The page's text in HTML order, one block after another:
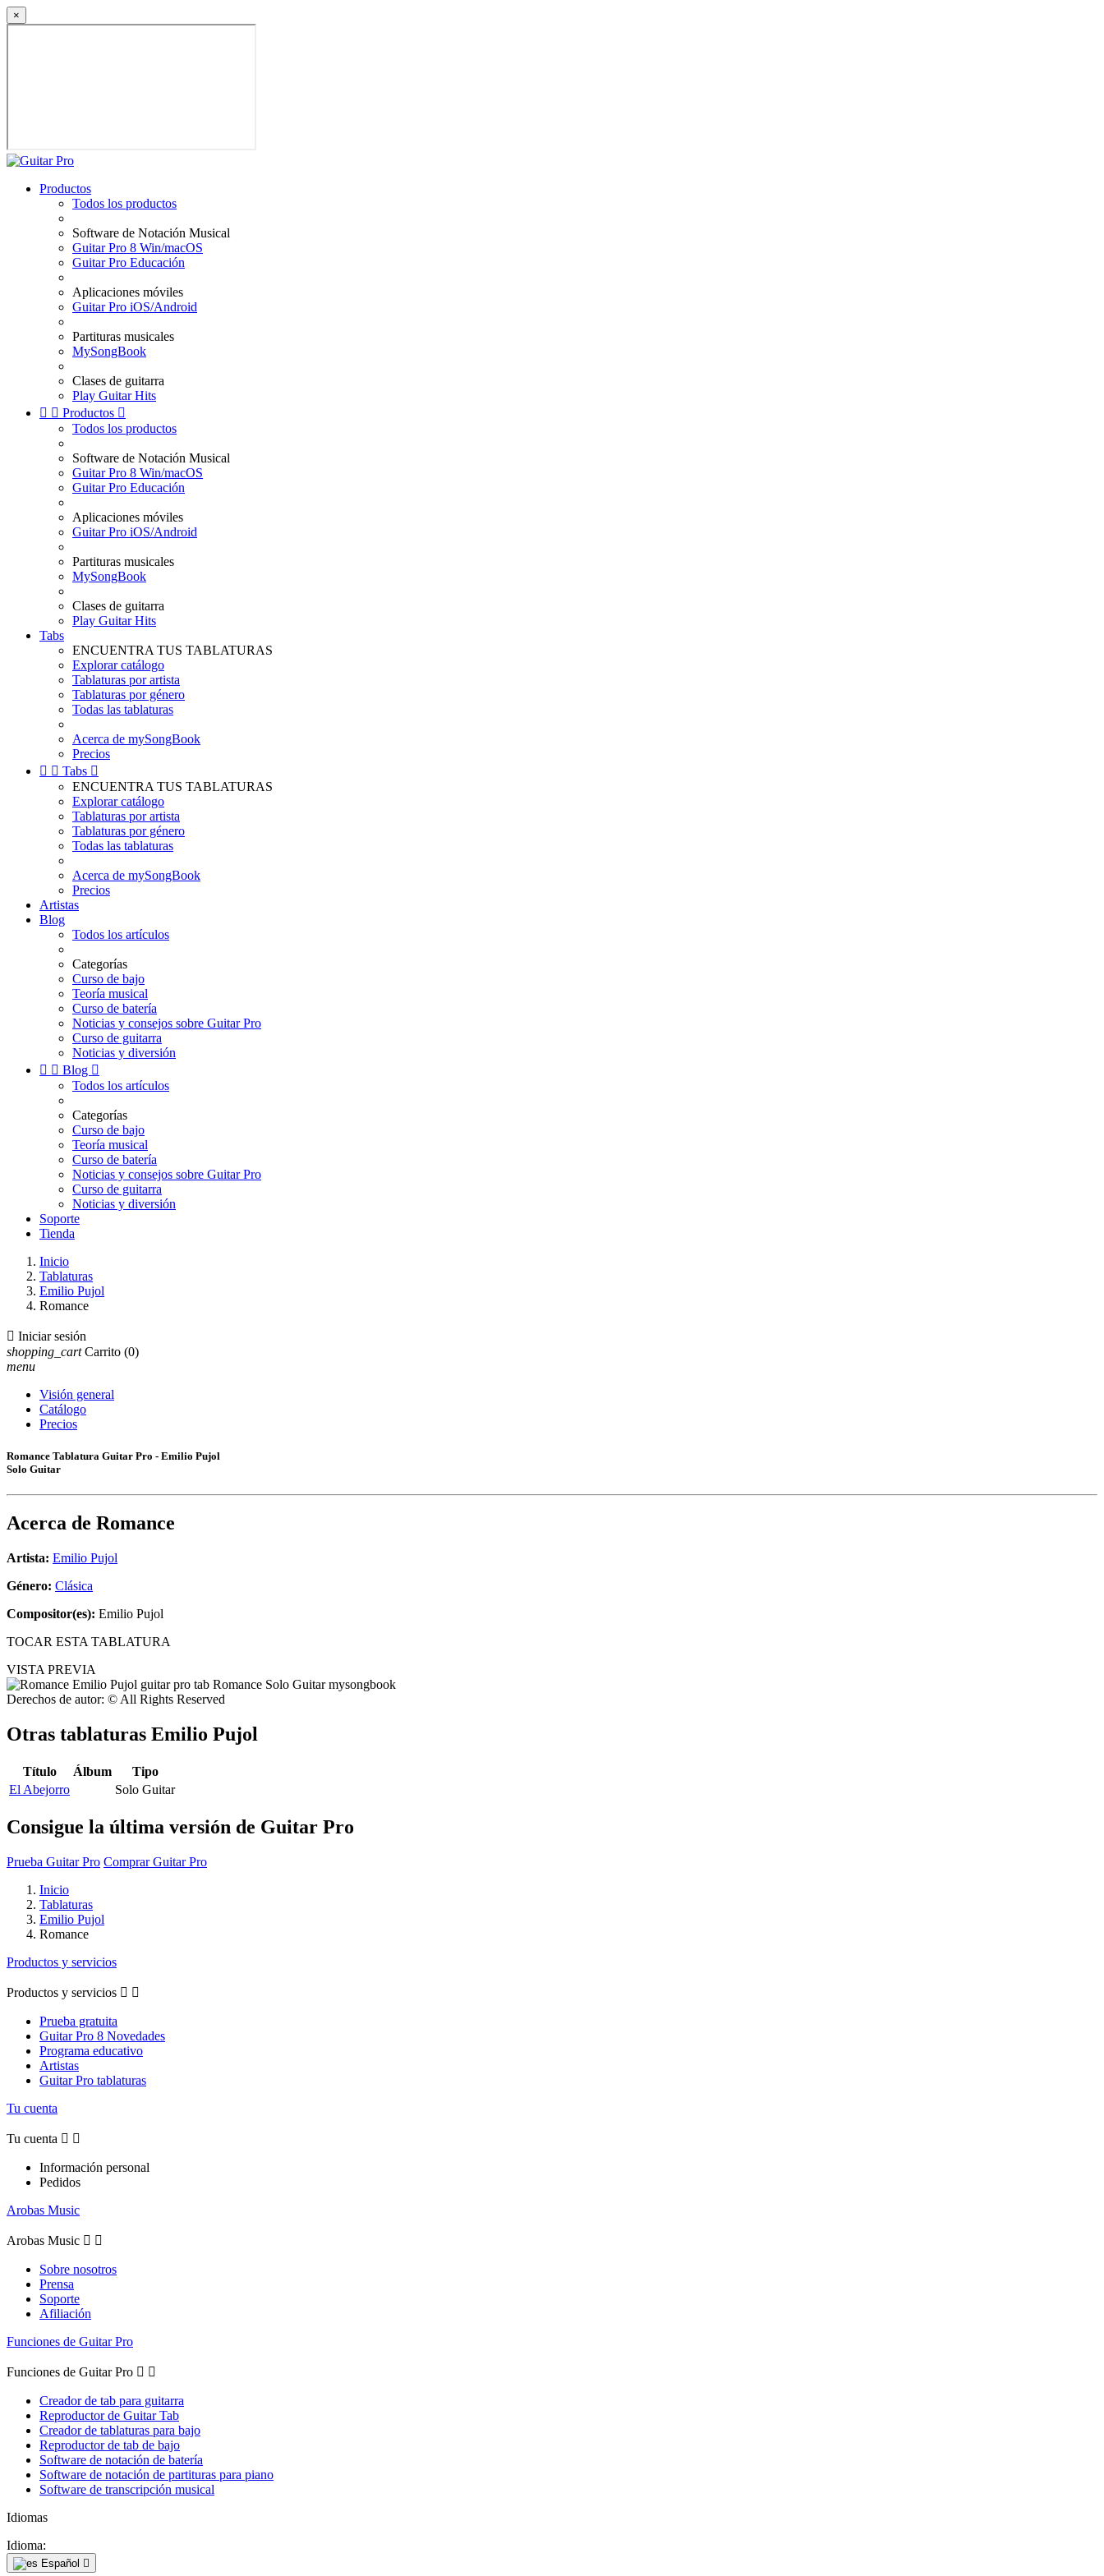
×
Productos
Todos los productos
Software de Notación Musical
Guitar Pro 8 Win/macOS
Guitar Pro Educación
Aplicaciones móviles
Guitar Pro iOS/Android
Partituras musicales
MySongBook
Clases de guitarra
Play Guitar Hits
  Productos 
Todos los productos
Software de Notación Musical
Guitar Pro 8 Win/macOS
Guitar Pro Educación
Aplicaciones móviles
Guitar Pro iOS/Android
Partituras musicales
MySongBook
Clases de guitarra
Play Guitar Hits
Tabs
ENCUENTRA TUS TABLATURAS
Explorar catálogo
Tablaturas por artista
Tablaturas por género
Todas las tablaturas
Acerca de mySongBook
Precios
  Tabs 
ENCUENTRA TUS TABLATURAS
Explorar catálogo
Tablaturas por artista
Tablaturas por género
Todas las tablaturas
Acerca de mySongBook
Precios
Artistas
Blog
Todos los artículos
Categorías
Curso de bajo
Teoría musical
Curso de batería
Noticias y consejos sobre Guitar Pro
Curso de guitarra
Noticias y diversión
  Blog 
Todos los artículos
Categorías
Curso de bajo
Teoría musical
Curso de batería
Noticias y consejos sobre Guitar Pro
Curso de guitarra
Noticias y diversión
Soporte
Tienda
Inicio
Tablaturas
Emilio Pujol
Romance
 Iniciar sesión
shopping_cart Carrito (0)
menu
Visión general
Catálogo
Precios
Romance Tablatura Guitar Pro - Emilio Pujol
Solo Guitar
Acerca de Romance
Artista: Emilio Pujol
Género: Clásica
Compositor(es): Emilio Pujol
TOCAR ESTA TABLATURA
VISTA PREVIA
Derechos de autor: © All Rights Reserved
Otras tablaturas Emilio Pujol
Título Álbum
Tipo
El Abejorro
Solo Guitar
Consigue la última versión de Guitar Pro
Prueba Guitar Pro Comprar Guitar Pro
Inicio
Tablaturas
Emilio Pujol
Romance
Productos y servicios
Productos y servicios  
Prueba gratuita
Guitar Pro 8 Novedades
Programa educativo
Artistas
Guitar Pro tablaturas
Tu cuenta
Tu cuenta  
Información personal
Pedidos
Arobas Music
Arobas Music  
Sobre nosotros
Prensa
Soporte
Afiliación
Funciones de Guitar Pro
Funciones de Guitar Pro  
Creador de tab para guitarra
Reproductor de Guitar Tab
Creador de tablaturas para bajo
Reproductor de tab de bajo
Software de notación de batería
Software de notación de partituras para piano
Software de transcripción musical
Idiomas
Idioma:
Español 